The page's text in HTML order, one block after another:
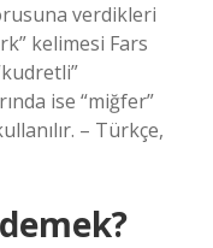
verdikleri
kelimesi Fars
ise “miğfer”
– Türkçe,